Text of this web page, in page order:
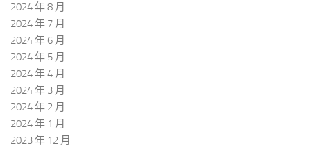
2024 年 8 月
2024 年 7 月
2024 年 6 月
2024 年 5 月
2024 年 4 月
2024 年 3 月
2024 年 2 月
2024 年 1 月
2023 年 12 月